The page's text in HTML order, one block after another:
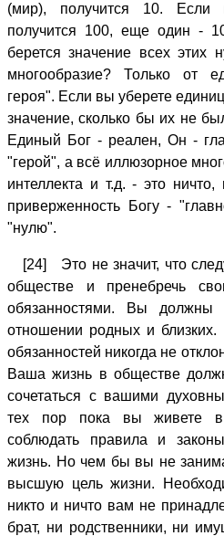
(мир), получится 10.
получится 100, еще один -
берется значение всех этих
многообразие? Только от
героя". Если вы уберете
значение, сколько бы их не
Единый Бог - реален, Он -
"герой", а всё иллюзорное
интеллекта и т.д. - это
приверженность Богу -
"нулю".
[24] Это не значит, что
обществе и пренебречь
обязанностями. Вы должны
отношении родных и
обязанностей никогда не
Ваша жизнь в обществе
сочетаться с вашими
тех пор пока вы живете в
соблюдать правила и
жизнь. Но чем бы вы не
высшую цель жизни.
никто и ничто вам не
брат, ни родственники, ни